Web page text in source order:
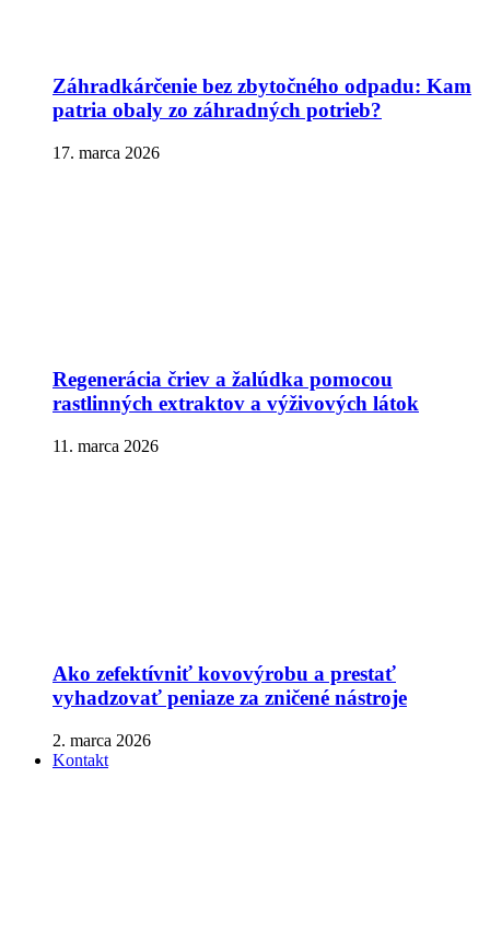
Záhradkárčenie bez zbytočného odpadu: Kam
patria obaly zo záhradných potrieb?
17. marca 2026
Regenerácia čriev a žalúdka pomocou
rastlinných extraktov a výživových látok
11. marca 2026
Ako zefektívniť kovovýrobu a prestať
vyhadzovať peniaze za zničené nástroje
2. marca 2026
Kontakt